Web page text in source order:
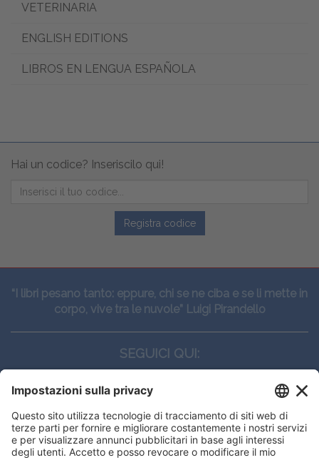
VETERINARIA
ENGLISH EDITIONS
LIBROS EN LENGUA ESPAÑOLA
Hai un codice? Inseriscilo qui!
Registra codice
“I libri pesano tanto: eppure, chi se ne ciba e se li mette in
corpo, vive tra le nuvole” Luigi Pirandello
SEGUICI QUI:
CONTATTI
Edi.Ermes srl